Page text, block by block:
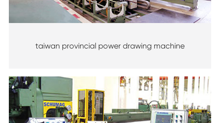
taiwan provincial power drawing machine